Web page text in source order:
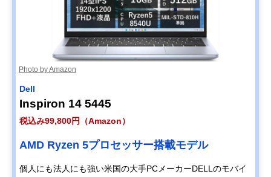
Photo by Amazon
Dell
Inspiron 14 5445
税込み99,800円（Amazon）
AMD Ryzen 5プロセッサー搭載モデル
個人にも法人にも強い米国の大手PCメーカーDELLのモバイ